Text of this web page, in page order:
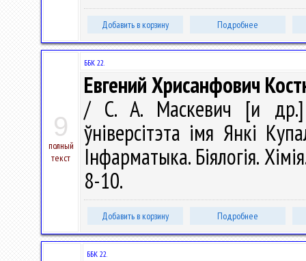
Добавить в корзину Подробнее
9
полный
текст
ББК 22.
Евгений Хрисанфович
/ С. А. Маскевич [и др.]
ўніверсітэта імя Янкі
Інфарматыка. Біялогія.
8-10.
Добавить в корзину Подробнее
ББК 22.